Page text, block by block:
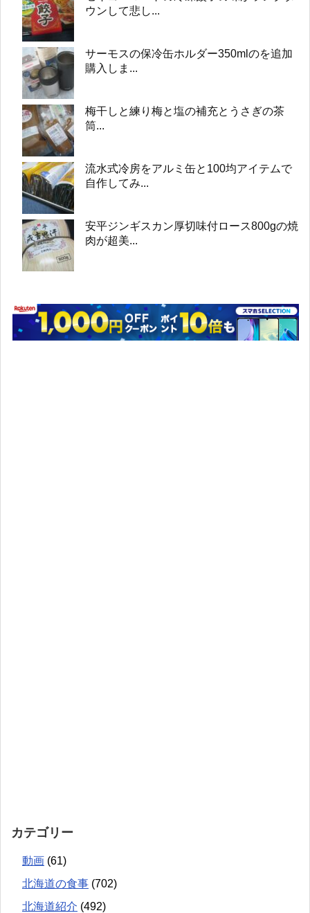
ウンして悲し...
サーモスの保冷缶ホルダー350mlのを追加
購入しま...
梅干しと練り梅と塩の補充とうさぎの茶
筒...
流水式冷房をアルミ缶と100均アイテムで
自作してみ...
安平ジンギスカン厚切味付ロース800gの焼
肉が超美...
カテゴリー
動画 (61)
北海道の食事 (702)
北海道紹介 (492)